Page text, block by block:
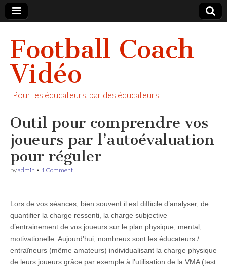
Football Coach
Vidéo
"Pour les éducateurs, par des éducateurs"
Outil pour comprendre vos
joueurs par l’autoévaluation
pour réguler
byadmin • 1 Comment
Lors de vos séances, bien souvent il est difficile d’analyser, de
quantifier la charge ressenti, la charge subjective
d’entrainement de vos joueurs sur le plan physique, mental,
motivationelle. Aujourd’hui, nombreux sont les éducateurs /
entraîneurs (même amateurs) individualisant la charge physique
de leurs joueurs grâce par exemple à l’utilisation de la VMA (test